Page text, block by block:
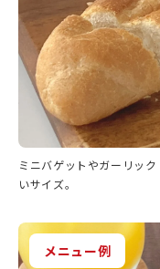
ミニバゲットやガーリッ
いサイズ。
メニュー例